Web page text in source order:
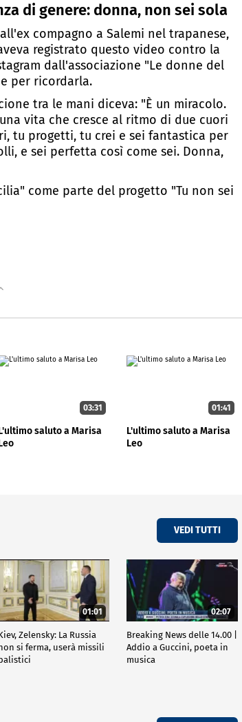
di genere: donna, non sei sola
compagno a Salemi nel trapanese,
registrato questo video contro la
dall'associazione "Le donne del
per ricordarla.
tra le mani diceva: "È un miracolo.
vita che cresce al ritmo di due cuori
tu progetti, tu crei e sei fantastica per
e sei perfetta così come sei. Donna,
come parte del progetto "Tu non sei
03:31
saluto a Marisa
01:41
L'ultimo saluto a Marisa
Leo
VEDI TUTTI
01:01
Zelensky: La Russia
si ferma, userà missili
02:07
Breaking News delle 14.00 |
Addio a Guccini, poeta in
musica